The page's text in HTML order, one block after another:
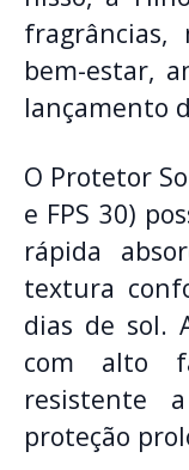
bem-estar,
lançamento
O Protetor
e FPS 30)
rápida
textura
dias de sol.
com alto
resistente
proteção